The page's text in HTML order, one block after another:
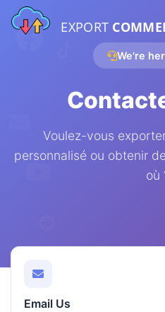
EXPORT
We're
Voulez-vous
personnalisé ou obtenir
où
Email Us